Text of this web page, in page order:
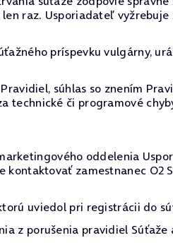
raz. Usporiadateľ
príspevku vulgárny,
súhlas so znením
či programové
oddelenia
kontaktovať zamestnanec O2
uviedol pri registrácii do
z porušenia pravidiel